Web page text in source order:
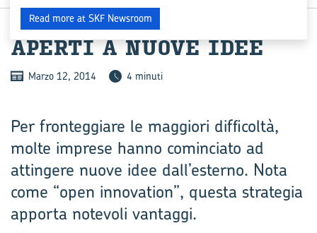
APER­TI A NUOVE IDEE
Marzo 12, 2014 4 minuti
Per fronteggiare le maggiori difficoltà,
molte imprese hanno cominciato ad
attingere nuove idee dall’esterno. Nota
come “open innovation”, questa strategia
apporta notevoli vantaggi.
Read more at SKF Newsroom